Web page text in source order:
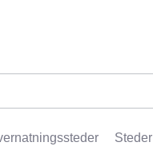
Steder